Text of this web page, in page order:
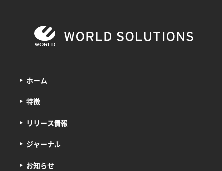
ホーム
特徴
リリース情報
ジャーナル
お知らせ